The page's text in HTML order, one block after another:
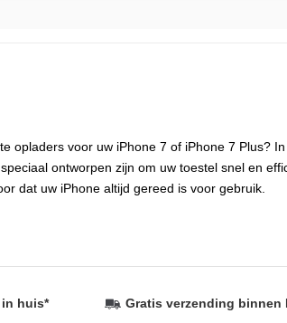
opladers voor uw iPhone 7 of iPhone 7 Plus?
ontworpen zijn om uw toestel snel en
dat uw iPhone altijd gereed is voor gebruik.
in huis* Gratis verzending binnen